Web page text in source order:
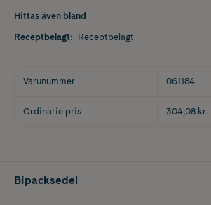
Hittas även bland
Receptbelagt: Receptbelagt
Varunummer 061184
Ordinarie pris 304,08 kr
Bipacksedel